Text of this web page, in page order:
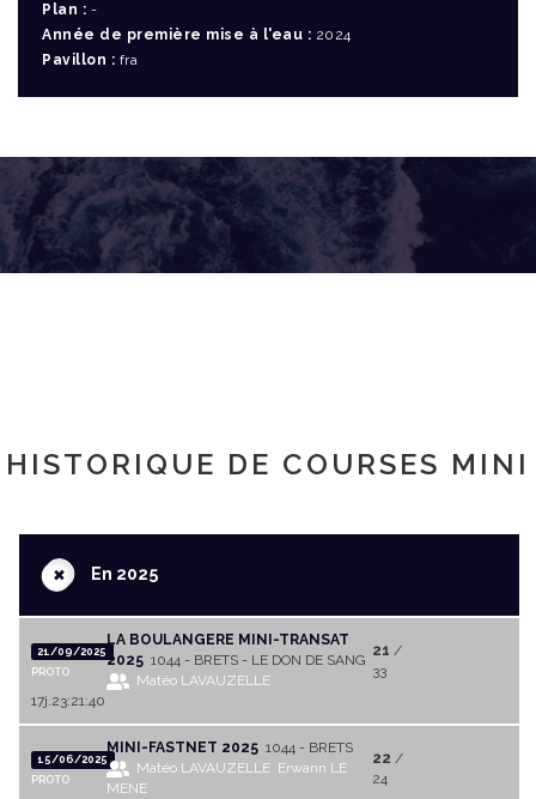
Plan : -
Année de première mise à l'eau : 2024
Pavillon : fra
HISTORIQUE DE COURSES MINI
+En 2025
21/09/2025
PROTO
LA BOULANGERE MINI-TRANSAT
2025 1044 - BRETS - LE DON DE SANG
Matéo LAVAUZELLE
21 /
33
17j.23:21:40
15/06/2025
PROTO
MINI-FASTNET 2025 1044 - BRETS
Matéo LAVAUZELLE Erwann LE
MENE
22 /
24